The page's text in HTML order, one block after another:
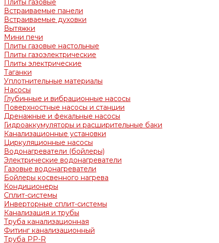
Плиты газовые
Встраиваемые панели
Встраиваемые духовки
Вытяжки
Мини печи
Плиты газовые настольные
Плиты газоэлектрические
Плиты электрические
Таганки
Уплотнительные материалы
Насосы
Глубинные и вибрационные насосы
Поверхностные насосы и станции
Дренажные и фекальные насосы
Гидроаккумуляторы и расширительные баки
Канализационные установки
Циркуляционные насосы
Водонагреватели (бойлеры)
Электрические водонагреватели
Газовые водонагреватели
Бойлеры косвенного нагрева
Кондиционеры
Сплит-системы
Инверторные сплит-системы
Канализация и трубы
Труба канализационная
Фитинг канализационный
Труба PP-R